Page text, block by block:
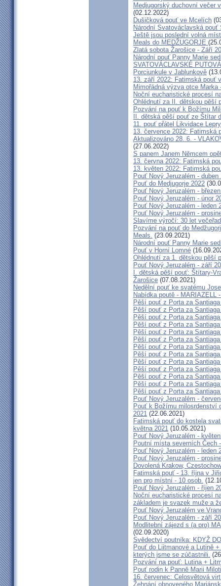
Medjugorský duchovní večer
(02.12.2022)
Dušičková pouť ve Mcelích
Národní Svatováclavská pouť
Ještě jsou poslední volná
Meals do MEDŽUGORJE
Zlatá sobota Žarošice - Září
Národní pouť Panny Marie
SVATOVÁCLAVSKÉ
Porciunkule v Jablunkově
13. září 2022: Fatimská pouť
Mimořádná výzva otce
Noční eucharistické procesí
Ohlédnutí za II. dětskou pěší
Pozvání na pouť k Božímu
II. dětská pěší pouť ze Štítar
11. pouť přátel Likvidace Lepry
13. července 2022: Fatimská
Aktualizováno 28. 6. -
(27.06.2022)
S panem Janem Němcem
13. června 2022: Fatimská
13. květen 2022: Fatimská
Pouť Nový Jeruzalém - duben
Pouť do Medjugorje 2022
Pouť Nový Jeruzalém -
Pouť Nový Jeruzalém - únor
Pouť Nový Jeruzalém - leden
Pouť Nový Jeruzalém -
Slavíme výročí: 30 let
Pozvání na pouť do
Meals. (23.09.2021)
Národní pouť Panny Marie
Pouť v Horní Lomné
Ohlédnutí za 1. dětskou pěší
Pouť Nový Jeruzalém - září
I. dětská pěší pouť: Štítary-
Žarošice (07.08.2021)
Nedělní pouť ke svatému
Nabídka poutě - MARIAZELL
Pěší pouť z Porta za
Pěší pouť z Porta za
Pěší pouť z Porta za
Pěší pouť z Porta za
Pěší pouť z Porta za
Pěší pouť z Porta za
Pěší pouť z Porta za
Pěší pouť z Porta za
Pěší pouť z Porta za
Pěší pouť z Porta za
Pěší pouť z Porta za
Pěší pouť z Porta za
Pěší pouť z Porta za
Pouť Nový Jeruzalém -
Pouť k Božímu milosrdenství
2021 (22.06.2021)
Fatimská pouť do kostela
května 2021 (10.05.2021)
Pouť Nový Jeruzalém -
Poutní místa severních Čech
Pouť Nový Jeruzalém - leden
Pouť Nový Jeruzalém -
Dovolená Krakow,
Fatimská pouť - 13. října v
jen pro místní - 10 osob.
Pouť Nový Jeruzalém - říjen
Noční eucharistické procesí
základem je svazek muže a
Pouť Nový Jeruzalém ve
Pouť Nový Jeruzalém - září
Modlitební zájezd s (a pro)
(02.09.2020)
Svědectví poutníka: KDYŽ
Pouť do Liitmanové a Lutině
kterých jsme se zúčastnili.
Pozvání na pouť: Lutina +
Pouť rodin k Panně Marii
16. červenec: Celosvětová
Žehnání obnoveného